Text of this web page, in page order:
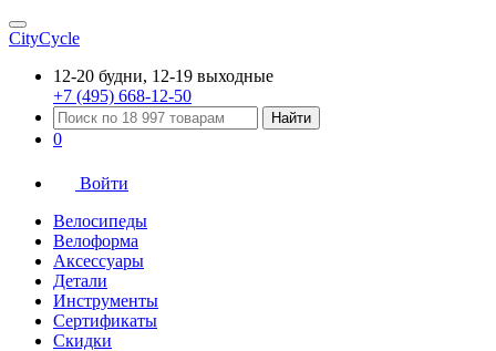
CityCycle
12-20 будни, 12-19 выходные
+7 (495) 668-12-50
Найти
0
Войти
Велосипеды
Велоформа
Аксессуары
Детали
Инструменты
Сертификаты
Скидки